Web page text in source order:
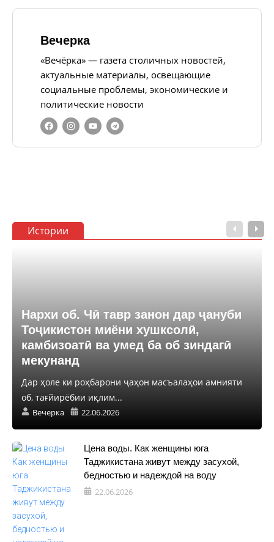
Вечерка
«Вечёрка» — газета столичных новостей,
актуальные материалы, освещающие
социальные проблемы, экономические и
политические новости
Истории
Нархи об. Чӣ тавр занон дар ҷануби
Тоҷикистон миёни хушксолӣ,
камбизоатӣ ва умед ба об зиндагӣ
мекунанд
Дар ҳоле ки роҳбарони ҷаҳон масъалаҳои амнияти
об, тағйирёбии иқлим...
Вечерка 22.06.2026
Цена воды. Как женщины юга
Таджикистана живут между засухой,
бедностью и надеждой на воду
22.06.2026